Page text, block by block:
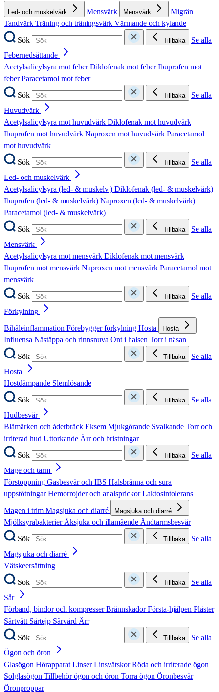
Led- och muskelvärk Mensvärk Mensvärk
Migrän
Tandvärk Träning och träningsvärk Värmande och kylande
Sök
Tillbaka
Se alla
Febernedsättande
Acetylsalicylsyra mot feberDiklofenak mot feberIbuprofen mot
feberParacetamol mot feber
Sök
Tillbaka
Se alla
Huvudvärk
Acetylsalicylsyra mot huvudvärk Diklofenak mot huvudvärk
Ibuprofen mot huvudvärk Naproxen mot huvudvärk Paracetamol
mot huvudvärk
Sök
Tillbaka
Se alla
Led- och muskelvärk
Acetylsalicylsyra (led- & muskelv.) Diklofenak (led- & muskelvärk)
Ibuprofen (led- & muskelvärk) Naproxen (led- & muskelvärk)
Paracetamol (led- & muskelvärk)
Sök
Tillbaka
Se alla
Mensvärk
Acetylsalicylsyra mot mensvärk Diklofenak mot mensvärk
Ibuprofen mot mensvärk Naproxen mot mensvärk Paracetamol mot
mensvärk
Sök
Tillbaka
Se alla
Förkylning
Bihåleinflammation Förebygger förkylning Hosta Hosta
Influensa Nästäppa och rinnsnuva Ont i halsen Torr i näsan
Sök
Tillbaka
Se alla
Hosta
Hostdämpande Slemlösande
Sök
Tillbaka
Se alla
Hudbesvär
Blåmärken och åderbråck Eksem Mjukgörande Svalkande Torr och
irriterad hud Uttorkande Ärr och bristningar
Sök
Tillbaka
Se alla
Mage och tarm
Förstoppning Gasbesvär och IBS Halsbränna och sura
uppstötningarHemorrojder och analsprickorLaktosintolerans
Magen i trim Magsjuka och diarré Magsjuka och diarré
MjölksyrabakterierÅksjuka och illamående Ändtarmsbesvär
Sök
Tillbaka
Se alla
Magsjuka och diarré
Vätskeersättning
Sök
Tillbaka
Se alla
Sår
Förband, bindor och kompresserBrännskadorFörsta-hjälpen Plåster
Sårtvätt Sårtejp Sårvård Ärr
Sök
Tillbaka
Se alla
Ögon och öron
Glasögon HörapparatLinserLinsvätskorRöda och irriterade ögon
Solglasögon Tillbehör ögon och öron Torra ögon Öronbesvär
Öronproppar